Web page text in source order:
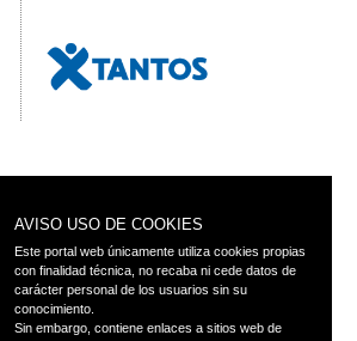
AVISO USO DE COOKIES
Este portal web únicamente utiliza cookies propias
con finalidad técnica, no recaba ni cede datos de
carácter personal de los usuarios sin su
conocimiento.
Sin embargo, contiene enlaces a sitios web de